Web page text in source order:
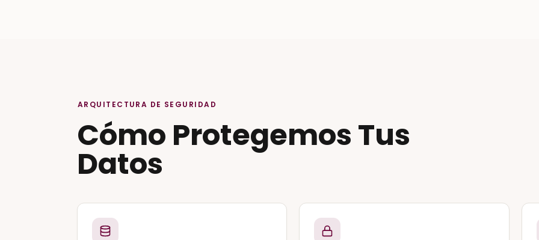
ARQUITECTURA DE SEGURIDAD
Cómo Protegemos Tus
Datos